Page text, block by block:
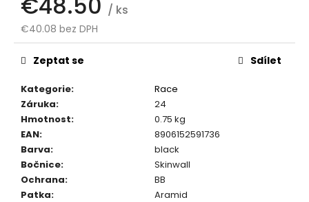
/ ks
€40.08 bez DPH
Měrná
cena:
Kategorie:
Race
Záruka:
24
Hmotnost:
0.75 kg
EAN:
8906152591736
Barva:
black
Bočnice:
Skinwall
Ochrana:
BB
Patka:
Aramid
Zeptat se Sdílet
u
u
e
m
e